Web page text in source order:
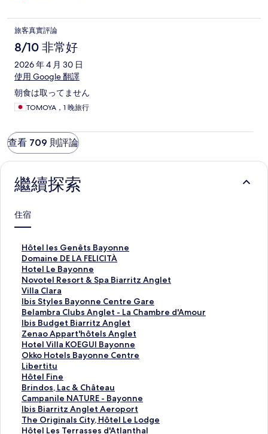
旅客真實評論
8/10 非常好
2026 年 4 月 30 日
使用 Google 翻譯
朝食は取ってません
TOMOYA，1 晚旅行
查看 709 則評論
繼續探索
住宿
Hôtel les Genêts Bayonne
H
ô
t
e
l
l
e
s
G
e
n
ê
t
s
B
a
y
o
Domaine DE LA FELICITÀ
D
o
m
a
i
n
e
D
E
L
A
F
E
L
I
C
I
Hotel Le Bayonne
H
o
t
e
l
L
e
B
a
y
o
n
n
e
的
連
Novotel Resort & Spa Biarritz Anglet
N
o
v
o
t
e
l
R
e
s
o
r
t
&
S
Villa Clara
V
i
l
l
a
C
l
a
r
a
的
連
結
Ibis Styles Bayonne Centre Gare
I
b
i
s
S
t
y
l
e
s
B
a
y
Belambra Clubs Anglet - La Chambre d'Amour
B
e
l
a
m
b
r
a
C
l
u
b
Ibis Budget Biarritz Anglet
I
b
i
s
B
u
d
g
e
t
B
Zenao Appart'hôtels Anglet
Z
e
n
a
o
A
p
p
a
r
Hotel Villa KOEGUI Bayonne
H
o
t
e
l
V
i
l
l
Okko Hotels Bayonne Centre
O
k
k
o
H
o
t
e
Libertitu
L
i
b
e
r
t
i
Hôtel Fine
H
ô
t
e
l
F
Brindos, Lac & Château
B
r
i
n
d
Campanile NATURE - Bayonne
C
a
m
p
Ibis Biarritz Anglet Aeroport
I
b
i
The Originals City, Hôtel Le Lodge
T
h
Hôtel Les Terrasses d'Atlanthal
H